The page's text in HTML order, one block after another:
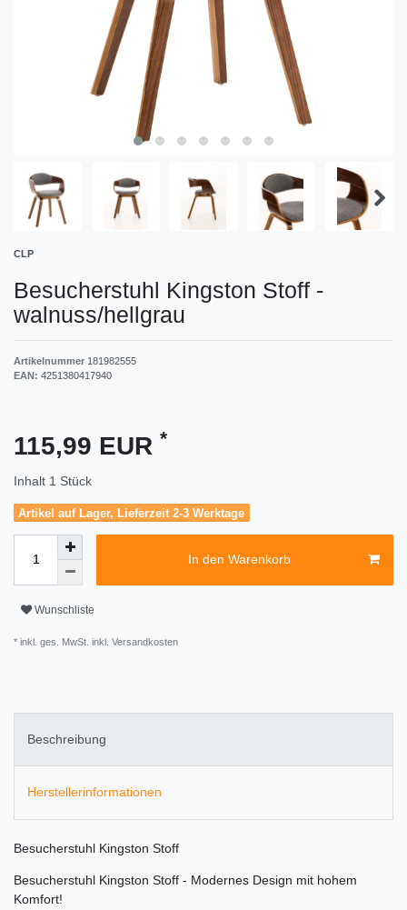
CLP
Besucherstuhl Kingston Stoff -
walnuss/hellgrau
Artikelnummer 181982555
EAN: 4251380417940
115,99 EUR *
Inhalt 1 Stück
Artikel auf Lager, Lieferzeit 2-3 Werktage
In den Warenkorb
Wunschliste
* inkl. ges. MwSt. inkl. Versandkosten
Beschreibung
Herstellerinformationen
Besucherstuhl Kingston Stoff
Besucherstuhl Kingston Stoff - Modernes Design mit hohem
Komfort!